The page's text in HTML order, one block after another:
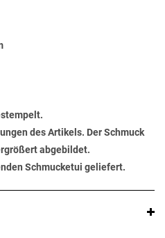
des Artikels. Der Schmuck
abgebildet.
Schmucketui geliefert.